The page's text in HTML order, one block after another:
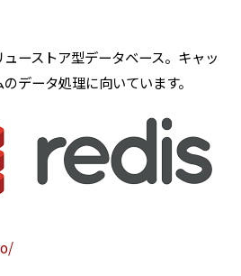
ーストア型データベース。キャッ
データ処理に向いています。